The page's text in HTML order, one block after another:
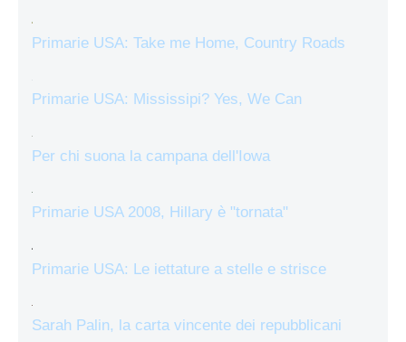
Primarie USA: Take me Home, Country Roads
Primarie USA: Mississipi? Yes, We Can
Per chi suona la campana dell'Iowa
Primarie USA 2008, Hillary è "tornata"
Primarie USA: Le iettature a stelle e strisce
Sarah Palin, la carta vincente dei repubblicani